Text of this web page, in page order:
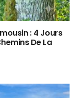
: 4 Jours
De La